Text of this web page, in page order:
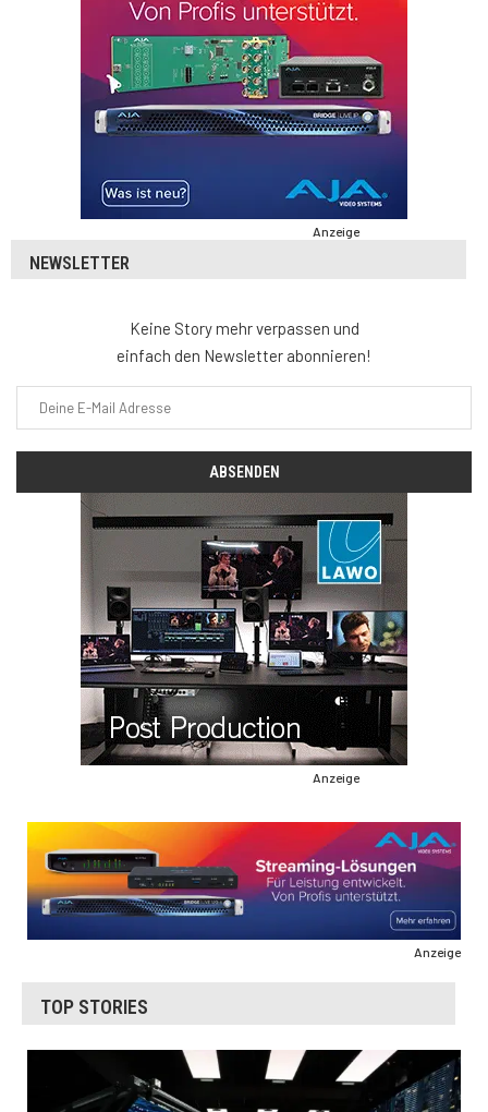
Anzeige
NEWSLETTER
Keine Story mehr verpassen und
einfach den Newsletter abonnieren!
Anzeige
Anzeige
TOP STORIES